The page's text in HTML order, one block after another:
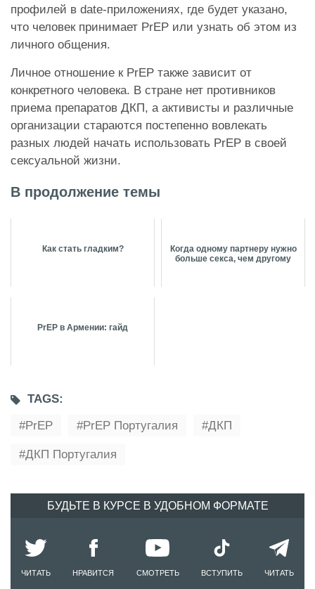
профилей в date-приложениях, где будет указано,
что человек принимает PrEP или узнать об этом из
личного общения.
Личное отношение к PrEP также зависит от
конкретного человека. В стране нет противников
приема препаратов ДКП, а активисты и различные
организации стараются постепенно вовлекать
разных людей начать использовать PrEP в своей
сексуальной жизни.
В продолжение темы
Как стать гладким?
Когда одному партнеру нужно
больше секса, чем другому
PrEP в Армении: гайд
TAGS:
PrEP
PrEP Португалия ДКП
ДКП Португалия
БУДЬТЕ В КУРСЕ В УДОБНОМ ФОРМАТЕ
ЧИТАТЬ НРАВИТСЯ СМОТРЕТЬ ВСТУПИТЬ ЧИТАТЬ